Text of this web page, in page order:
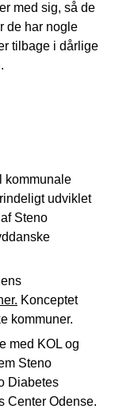
med sig, så de
de har nogle
tilbage i dårlige
kommunale
udviklet
Steno
Konceptet
kommuner.
med KOL og
Steno
Diabetes
Center Odense.